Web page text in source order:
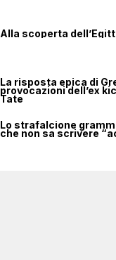
Alla scoperta
La risposta epica di
provocazioni dell’ex
Tate
Lo strafalcione
che non sa scrivere